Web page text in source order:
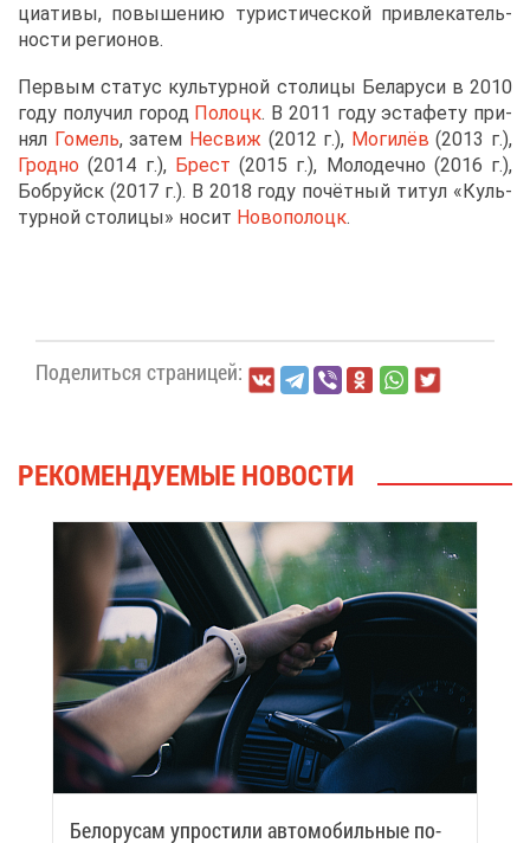
ци­а­ти­вы, по­вы­ше­нию ту­ри­сти­че­ской при­вле­ка­тель­
но­сти ре­ги­о­нов.
Пер­вым ста­тус куль­тур­ной сто­ли­цы Бе­ла­ру­си в 2010
го­ду по­лу­чил го­род По­лоцк. В 2011 го­ду эс­та­фе­ту при­
нял Го­мель, за­тем Несвиж (2012 г.), Мо­ги­лёв (2013 г.),
Грод­но (2014 г.), Брест (2015 г.), Мо­ло­деч­но (2016 г.),
Боб­руйск (2017 г.). В 2018 го­ду по­чёт­ный ти­тул «Куль­
тур­ной сто­ли­цы» но­сит Но­во­по­лоцк.
По­де­лить­ся стра­ни­цей:
РЕ­КО­МЕН­ДУ­Е­МЫЕ НО­ВО­СТИ
Бе­ло­ру­сам упро­сти­ли ав­то­мо­биль­ные по­